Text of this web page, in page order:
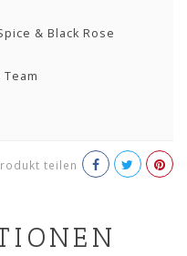
& Black Rose
teilen